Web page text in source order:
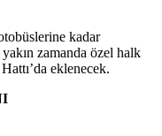
kadar
zamanda özel halk
eklenecek.